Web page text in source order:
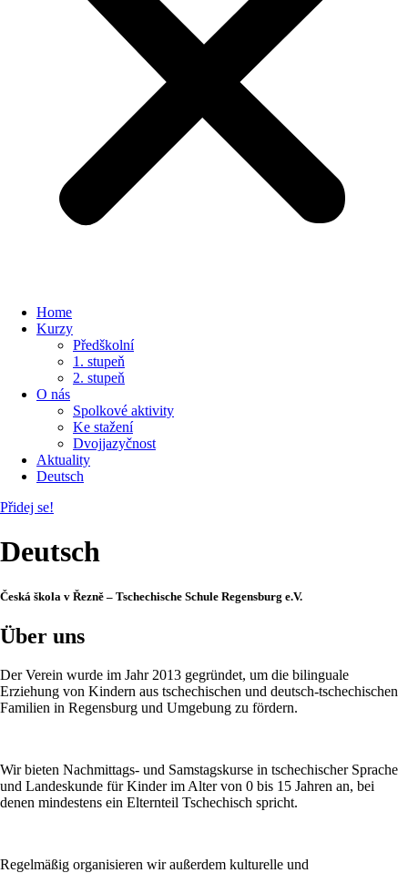
Home
Kurzy
Předškolní
1. stupeň
2. stupeň
O nás
Spolkové aktivity
Ke stažení
Dvojjazyčnost
Aktuality
Deutsch
Přidej se!
Deutsch
Česká škola v Řezně – Tschechische Schule Regensburg e.V.
Über uns
Der Verein wurde im Jahr 2013 gegründet, um die bilinguale
Erziehung von Kindern aus tschechischen und deutsch-tschechischen
Familien in Regensburg und Umgebung zu fördern.
Wir bieten Nachmittags- und Samstagskurse in tschechischer Sprache
und Landeskunde für Kinder im Alter von 0 bis 15 Jahren an, bei
denen mindestens ein Elternteil Tschechisch spricht.
Regelmäßig organisieren wir außerdem kulturelle und